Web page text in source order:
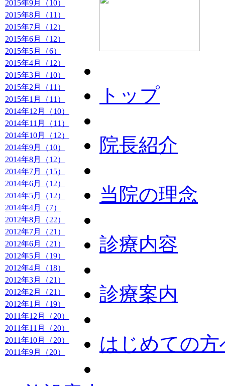
2015年9月（10）
2015年8月（11）
2015年7月（12）
2015年6月（12）
2015年5月（6）
2015年4月（12）
2015年3月（10）
2015年2月（11）
2015年1月（11）
2014年12月（10）
2014年11月（11）
2014年10月（12）
2014年9月（10）
2014年8月（12）
2014年7月（15）
2014年6月（12）
2014年5月（12）
2014年4月（7）
2012年8月（22）
2012年7月（21）
2012年6月（21）
2012年5月（19）
2012年4月（18）
2012年3月（21）
2012年2月（21）
2012年1月（19）
2011年12月（20）
2011年11月（20）
2011年10月（20）
2011年9月（20）
トップ
院長紹介
当院の理念
診療内容
診療案内
はじめての方